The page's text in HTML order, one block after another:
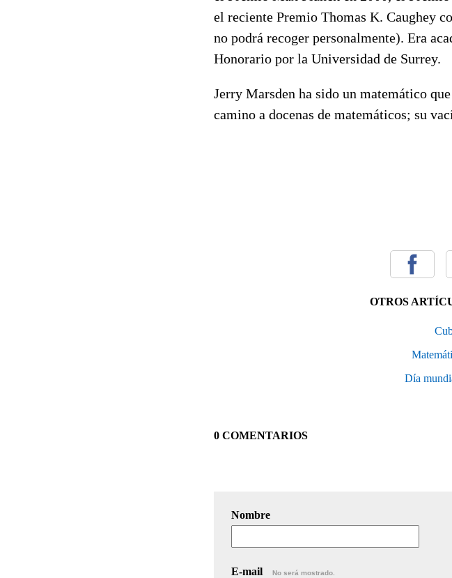
el reciente Premio Thomas K. Caughey
no podrá recoger personalmente). Era
Honorario por la Universidad de Surrey.
Jerry Marsden ha sido un matemático
camino a docenas de matemáticos; su
OTROS
Día
0 COMENTARIOS
Nombre
E-mail No será mostrado.